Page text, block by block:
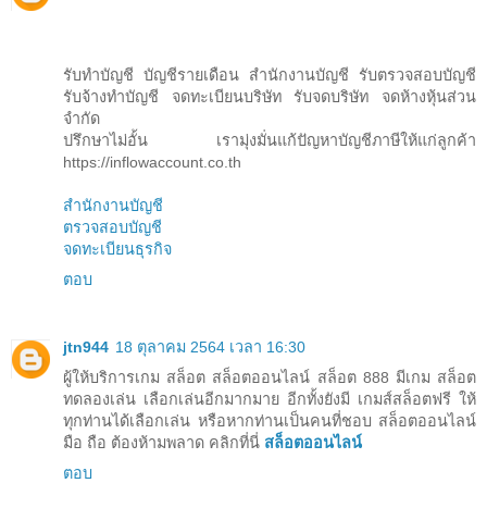
รับทำบัญชี บัญชีรายเดือน สำนักงานบัญชี รับตรวจสอบบัญชี
รับจ้างทําบัญชี จดทะเบียนบริษัท รับจดบริษัท จดห้างหุ้นส่วน
จำกัด
ปรึกษาไม่อั้น เรามุ่งมั่นแก้ปัญหาบัญชีภาษีให้แก่ลูกค้า
https://inflowaccount.co.th
สำนักงานบัญชี
ตรวจสอบบัญชี
จดทะเบียนธุรกิจ
ตอบ
jtn944 18 ตุลาคม 2564 เวลา 16:30
ผู้ให้บริการเกม สล็อต สล็อตออนไลน์ สล็อต 888 มีเกม สล็อต
ทดลองเล่น เลือกเล่นอีกมากมาย อีกทั้งยังมี เกมส์สล็อตฟรี ให้
ทุกท่านได้เลือกเล่น หรือหากท่านเป็นคนที่ชอบ สล็อตออนไลน์
มือ ถือ ต้องห้ามพลาด คลิกที่นี่ สล็อตออนไลน์
ตอบ